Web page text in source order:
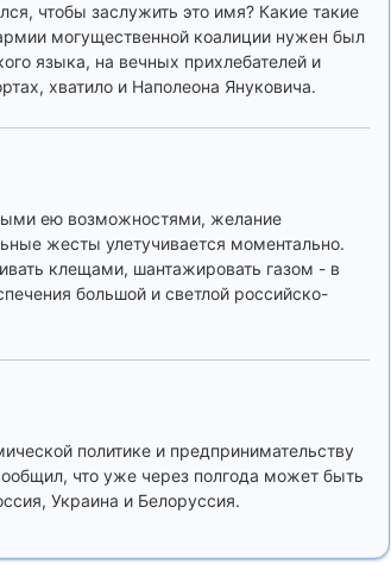
чтобы заслужить это имя? Какие такие
могущественной коалиции нужен был
языка, на вечных прихлебателей и
хватило и Наполеона Януковича.
ею возможностями, желание
жесты улетучивается моментально.
клещами, шантажировать газом - в
большой и светлой российско-
политике и предпринимательству
что уже через полгода может быть
Украина и Белоруссия.